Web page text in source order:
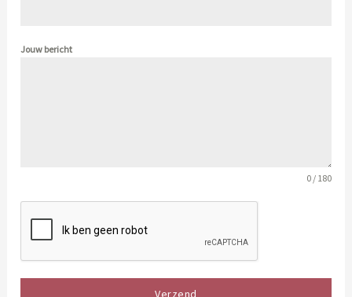
Jouw bericht
0 / 180
Verzend